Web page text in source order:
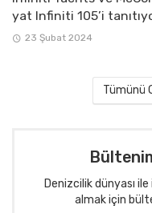
yat Infiniti 105’i
23 Şubat 2024
Tümünü
Denizcilik dünyası
almak için